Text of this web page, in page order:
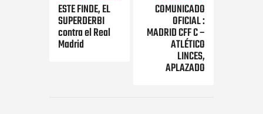
ESTE FINDE, EL
SUPERDERBI
contra el Real
Madrid
COMUNICADO
OFICIAL :
MADRID CFF C –
ATLÉTICO
LINCES,
APLAZADO